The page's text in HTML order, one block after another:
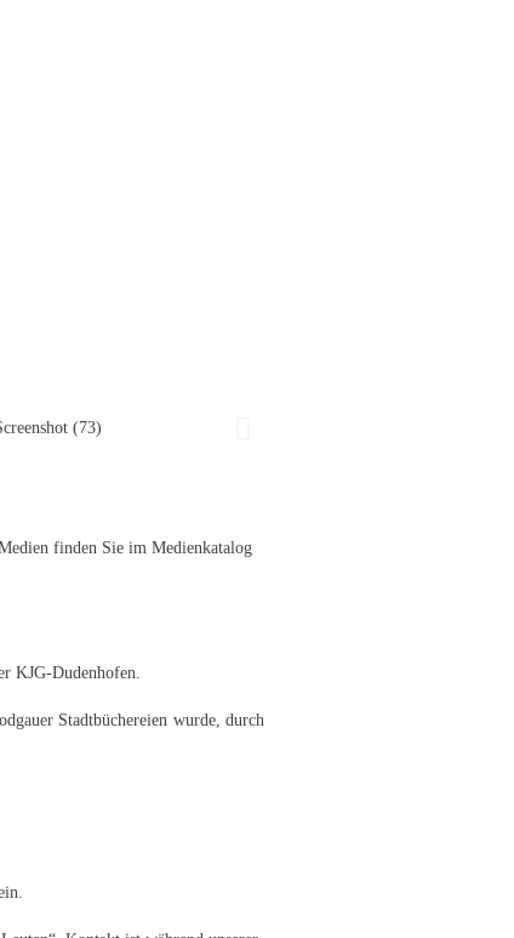
finden Sie im Medienkatalog
KJG-Dudenhofen.
Stadtbüchereien wurde, durch